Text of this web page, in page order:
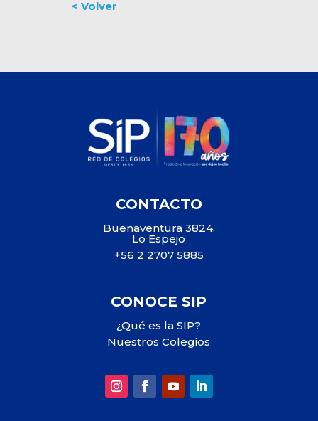
CONTACTO
Buenaventura 3824,
Lo Espejo
+56 2 2707 5885
CONOCE SIP
¿Qué es la SIP?
Nuestros Colegios